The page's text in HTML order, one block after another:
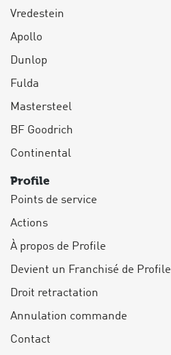
Vredestein
Apollo
Dunlop
Fulda
Mastersteel
BF Goodrich
Continental
Profile
Points de service
Actions
À propos de Profile
Devient un Franchisé de Profile
Droit retractation
Annulation commande
Contact